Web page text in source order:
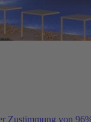
Zustimmung von